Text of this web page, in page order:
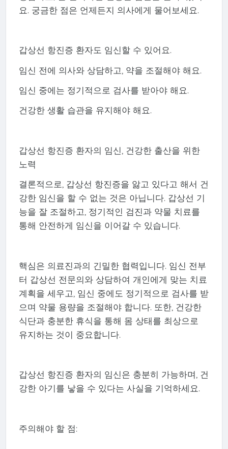
요. 궁금한 점은 언제든지 의사에게 물어보세요.
갑상선 항진증 환자도 임신할 수 있어요.
임신 전에 의사와 상담하고, 약을 조절해야 해요.
임신 중에는 정기적으로 검사를 받아야 해요.
건강한 생활 습관을 유지해야 해요.
갑상선 항진증 환자의 임신, 건강한 출산을 위한
노력
결론적으로, 갑상선 항진증을 앓고 있다고 해서 건
강한 임신을 할 수 없는 것은 아닙니다. 갑상선 기
능을 잘 조절하고, 정기적인 검진과 약물 치료를
통해 안전하게 임신을 이어갈 수 있습니다.
핵심은 의료진과의 긴밀한 협력입니다. 임신 전부
터 갑상선 전문의와 상담하여 개인에게 맞는 치료
계획을 세우고, 임신 중에도 정기적으로 검사를 받
으며 약물 용량을 조절해야 합니다. 또한, 건강한
식단과 충분한 휴식을 통해 몸 상태를 최상으로
유지하는 것이 중요합니다.
갑상선 항진증 환자의 임신은 충분히 가능하며, 건
강한 아기를 낳을 수 있다는 사실을 기억하세요.
주의해야 할 점: